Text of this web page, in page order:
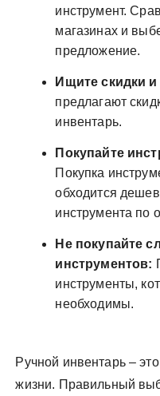
инструмент.
магазинах и
предложение.
Ищите скидки и
предлагают
инвентарь.
Покупайте
Покупка
обходится
инструмента по
Не покупайте
инструментов:
инструменты,
необходимы.
Ручной инвентарь –
жизни. Правильный